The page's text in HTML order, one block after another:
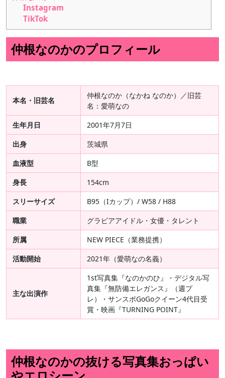
Instagram
TikTok
仲根なのかのプロフィール
本名・旧芸名
仲根なのか（なかね なのか）／旧芸
名：愛萌なの
生年月日
2001年7月7日
出身
茨城県
血液型
B型
身長
154cm
スリーサイズ
B95（Iカップ）/ W58 / H88
職業
グラビアアイドル・女優・タレント
所属
NEW PIECE（業務提携）
活動開始
2021年（愛萌なの名義）
主な出演作
1st写真集『なのかのひ』・デジタル写
真集『無防備エレガンス』（週プ
レ）・サンスポGoGoクイーン4代目受
賞・映画『TURNING POINT』
仲根なのかの抜ける写真集おっぱい